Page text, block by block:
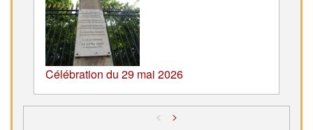
Célébration du 29 mai 2026
< >